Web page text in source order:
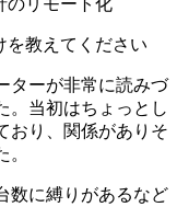
のリモート化
を教えてください
ターが非常に読みづ
。当初はちょっとし
おり、関係がありそ
数に縛りがあるなど